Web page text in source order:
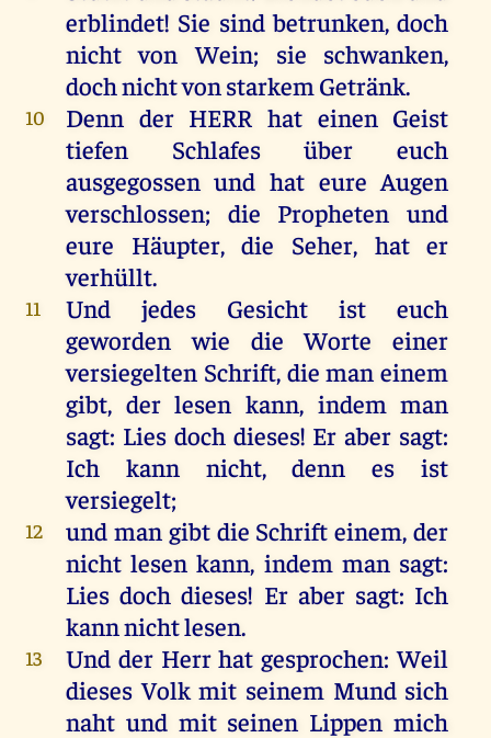
erblindet! Sie sindbetrunken,doch
nicht von Wein; sie schwanken,
dochnichtvonstarkem Getränk.
10 Denn der HERR hat einen Geist
tiefenSchlafesüber
euch
ausgegossen und hat eure Augen
verschlossen; die Propheten und
eure
Häupter,die Seher, hat er
verhüllt.
11 Und jedes Gesicht ist
euch
geworden
wie die Worte
einer
versiegelten Schrift, die man einem
gibt, der lesen kann, indem man
sagt: Lies doch dieses! Er aber sagt:
Ich
kann nicht,denn es
ist
versiegelt;
12 und man gibt die Schrift einem,der
nicht lesen kann, indem man sagt:
Lies doch dieses! Er aber sagt: Ich
kannnichtlesen.
13 Und der Herr hat gesprochen:Weil
dieses Volk mit seinem Mund sich
naht und mit seinen Lippen mich